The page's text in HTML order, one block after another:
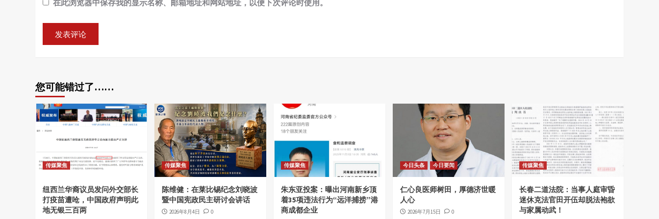
在此浏览器中保存我的显示名称、邮箱地址和网站地址，以便下次评论时使用。
您可能错过了……
传媒聚焦
纽西兰华裔议员发问外交部长
打疫苗遭呛，中国政府声明此
地无银三百两
传媒聚焦
陈维健：在莱比锡纪念刘晓波
暨中国宪政民主研讨会讲话
2026年8月4日 0
传媒聚焦
朱东亚投案：曝出河南新乡顶
着35项违法行为“远洋捕捞”港
商成都企业
今日头条 今日要闻
仁心良医师树田，厚德济世暖
人心
2026年7月15日 0
传媒聚焦
长春二道法院：当事人庭审昏
迷休克法官田开伍却脱法袍欲
与家属动武！